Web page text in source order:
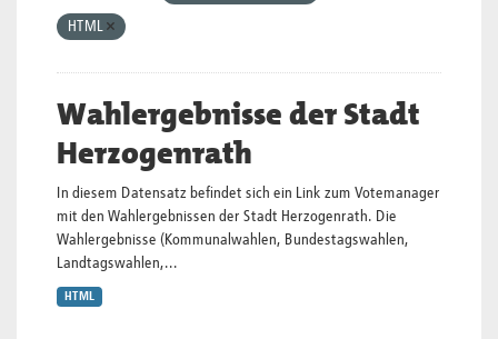
HTML
Wahlergebnisse der Stadt
Herzogenrath
In diesem Datensatz befindet sich ein Link zum Votemanager
mit den Wahlergebnissen der Stadt Herzogenrath. Die
Wahlergebnisse (Kommunalwahlen, Bundestagswahlen,
Landtagswahlen,...
HTML